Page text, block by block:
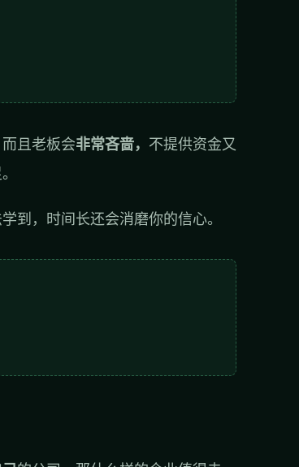
且老板会非常吝啬， 不提供资金又
到，时间长还会消磨你的信心。